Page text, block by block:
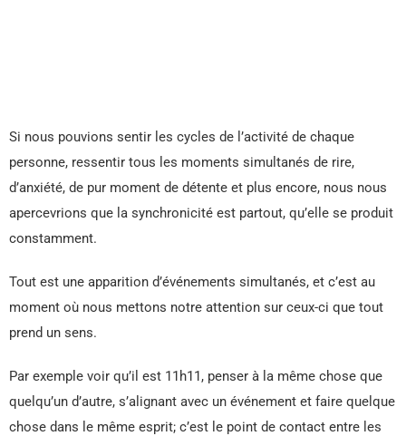
Si nous pouvions sentir les cycles de l’activité de chaque
personne, ressentir tous les moments simultanés de rire,
d’anxiété, de pur moment de détente et plus encore, nous nous
apercevrions que la synchronicité est partout, qu’elle se produit
constamment.
Tout est une apparition d’événements simultanés, et c’est au
moment où nous mettons notre attention sur ceux-ci que tout
prend un sens.
Par exemple voir qu’il est 11h11, penser à la même chose que
quelqu’un d’autre, s’alignant avec un événement et faire quelque
chose dans le même esprit; c’est le point de contact entre les